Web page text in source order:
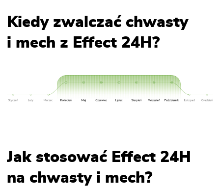
Kiedy zwalczać chwasty
i mech z Effect 24H?
Jak stosować Effect 24H
na chwasty i mech?